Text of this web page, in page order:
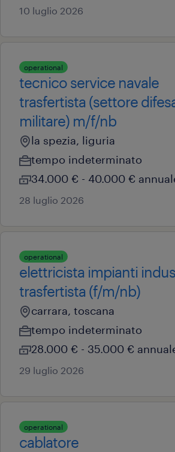
10 luglio 2026
operational
tecnico service navale
trasfertista (settore
militare) m/f/nb
la spezia, liguria
tempo indeterminato
34.000 € - 40.000 €
28 luglio 2026
operational
elettricista impianti
trasfertista (f/m/nb)
carrara, toscana
tempo indeterminato
28.000 € - 35.000 €
29 luglio 2026
operational
cablatore